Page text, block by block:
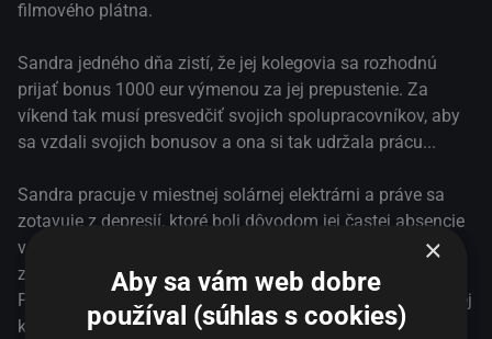
aby sa rozhodli v jej prospech. Sandrina prosba je
situácie.“
filmového plátna.
Sandra jedného dňa zistí, že jej kolegovia sa rozhodnú
prijať bonus 1000 eur výmenou za jej prepustenie. Za
víkend tak musí presvedčiť svojich spolupracovníkov, aby
sa vzdali svojich bonusov a ona si tak udržala prácu...
Sandra pracuje v miestnej solárnej elektrárni a práve sa
zotavuje z depresií, ktoré boli dôvodom jej častej absencie
v práci. Vedenie spoločnosti nemá záujem o takýchto
zamestnancov, no nechce vystupovať v zlom svetle.
Finálne rozhodnutie o Sandrinom osude tak necháva na jej
kolegoch, ktorí majú určiť, či Sandra o prácu príde alebo
×
Aby sa vám web dobre
používal (súhlas s cookies)